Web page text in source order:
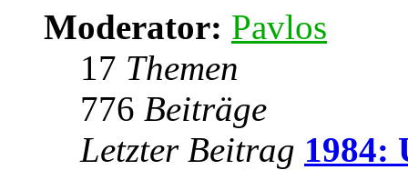
Moderator: Pavlos
17 Themen
776 Beiträge
Letzter Beitrag 1984: